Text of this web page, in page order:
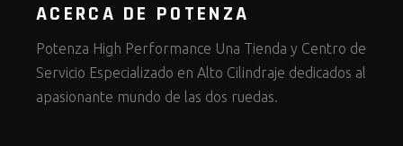
ACERCA DE POTENZA
Potenza High Performance Una Tienda y Centro de
Servicio Especializado en Alto Cilindraje dedicados al
apasionante mundo de las dos ruedas.